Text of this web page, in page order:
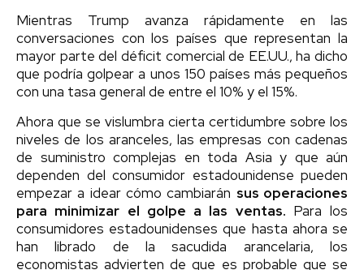
Mientras Trump avanza rápidamente en las
conversaciones con los países que representan la
mayor parte del déficit comercial de EE.UU., ha dicho
que podría golpear a unos 150 países más pequeños
con una tasa general de entre el 10% y el 15%.
Ahora que se vislumbra cierta certidumbre sobre los
niveles de los aranceles, las empresas con cadenas
de suministro complejas en toda Asia y que aún
dependen del consumidor estadounidense pueden
empezar a idear cómo cambiarán sus operaciones
para minimizar el golpe a las ventas. Para los
consumidores estadounidenses que hasta ahora se
han librado de la sacudida arancelaria, los
economistas advierten de que es probable que se